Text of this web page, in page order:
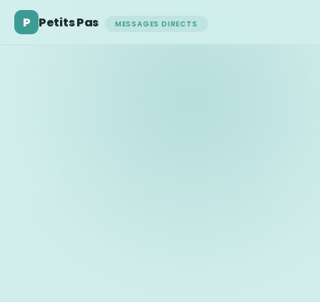
P Petits Pas MESSAGES DIRECTS